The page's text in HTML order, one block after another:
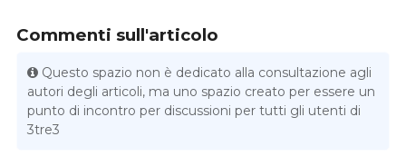
Commenti sull'articolo
Questo spazio non è dedicato alla consultazione agli
autori degli articoli, ma uno spazio creato per essere un
punto di incontro per discussioni per tutti gli utenti di
3tre3